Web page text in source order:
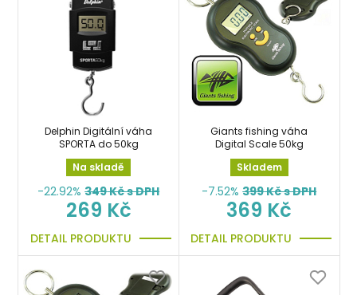
Delphin Digitální váha
SPORTA do 50kg
Na skladě
-22.92% 349Kč s DPH
269 Kč
DETAIL PRODUKTU
Giants fishing váha
Digital Scale 50kg
Skladem
-7.52% 399Kč s DPH
369 Kč
DETAIL PRODUKTU